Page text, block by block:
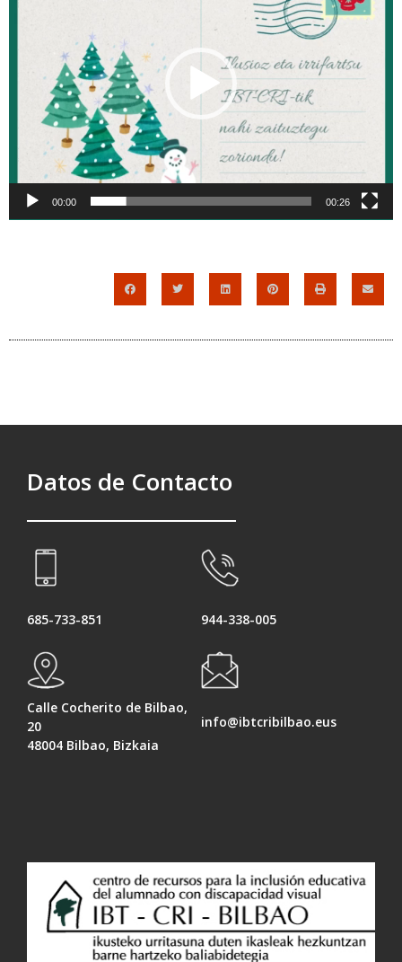
vídeo
00:00 00:26
Datos de Contacto
685-733-851 944-338-005
Calle Cocherito de Bilbao,
20
48004 Bilbao, Bizkaia
info@ibtcribilbao.eus